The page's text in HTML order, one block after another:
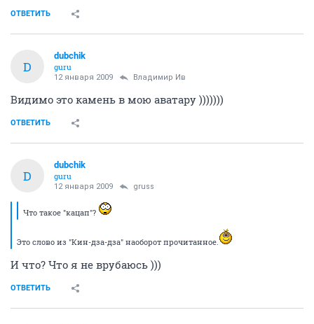
ОТВЕТИТЬ
D
dubchik
guru
12 января 2009 Владимир Ив
Видимо это камень в мою аватару )))))))
ОТВЕТИТЬ
D
dubchik
guru
12 января 2009 gruss
Что такое "кацап"?
Это слово из "Кин-дза-дза" наоборот прочитанное.
И что? Что я не врубаюсь )))
ОТВЕТИТЬ